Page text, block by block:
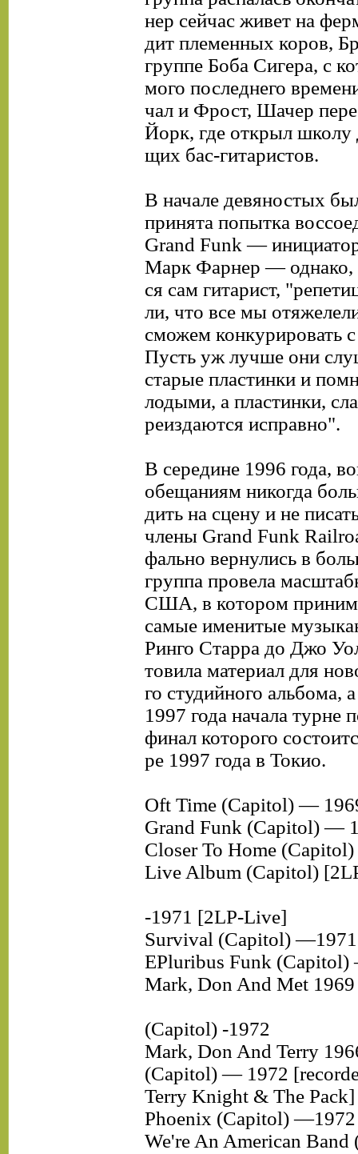
нер сейчас живет на
дит племенных коров,
группе Боба Сигера, с
мого последнего
чал и Фрост, Шачер
Йорк, где открыл школу
щих бас-гитаристов.
В начале девяностых
принята попытка
Grand Funk —
Марк Фарнер — однако,
ся сам гитарист,
ли, что все мы
сможем конкурировать
Пусть уж лучше они
старые пластинки и
лодыми, а пластинки,
реиздаются исправно".
В середине 1996 года,
обещаниям никогда
дить на сцену и не
члены Grand Funk
фально вернулись в
группа провела
США, в котором
самые именитые
Ринго Старра до Джо
товила материал для
го студийного альбома,
1997 года начала турне
финал которого
ре 1997 года в Токио.
Oft Time (Capitol) —
Grand Funk (Capitol) —
Closer To Home
Live Album (Capitol)
-1971 [2LP-Live]
Survival (Capitol) —1971
EPluribus Funk
Mark, Don And Met
(Capitol) -1972
Mark, Don And Terry
(Capitol) — 1972
Terry Knight & The Pack]
Phoenix (Capitol) —1972
We're An American Band